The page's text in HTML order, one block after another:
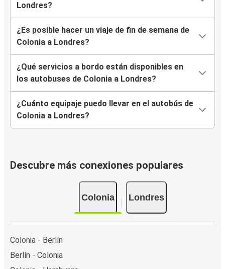
Londres?
¿Es posible hacer un viaje de fin de semana de
Colonia a Londres?
¿Qué servicios a bordo están disponibles en
los autobuses de Colonia a Londres?
¿Cuánto equipaje puedo llevar en el autobús de
Colonia a Londres?
Descubre más conexiones populares
Colonia Londres
Colonia - Berlín
Berlín - Colonia